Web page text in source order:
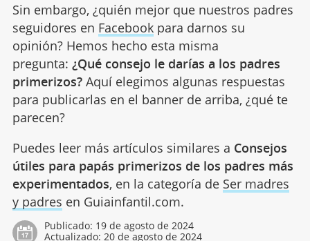
Sin embargo, ¿quién mejor que nuestros padres
seguidores en Facebookpara darnos su
opinión? Hemos hecho esta misma
pregunta: ¿Qué consejo le darías a los padres
primerizos?Aquí elegimos algunas respuestas
para publicarlas en el banner de arriba, ¿qué te
parecen?
Puedes leer más artículos similares a Consejos
útiles para papás primerizos de los padres más
experimentados, en la categoría de Ser madres
y padres en Guiainfantil.com.
Publicado: 19 de agosto de 2024
Actualizado: 20 de agosto de 2024